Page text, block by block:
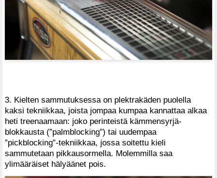
3. Kielten sammutuksessa on plektrakäden puolella
kaksi tekniikkaa, joista jompaa kumpaa kannattaa alkaa
heti treenaamaan: joko perinteistä kämmensyrjä-
blokkausta (”palmblocking”) tai uudempaa
”pickblocking”-tekniikkaa, jossa soitettu kieli
sammutetaan pikkausormella. Molemmilla saa
ylimääräiset hälyäänet pois.